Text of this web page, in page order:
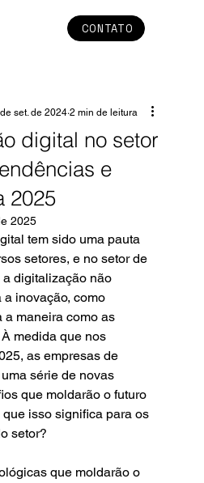
CONTATO
digital no setor
e
2025
set. de 2024 2 min de leitura
2025
tem sido uma pauta
setores, e no setor de
digitalização não
inovação, como
a maneira como as
medida que nos
as empresas de
série de novas
que moldarão o futuro
isso significa para os
setor?
que moldarão o